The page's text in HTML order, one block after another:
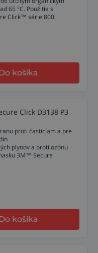
65 °C. Použitie s
Click™ série 800.
košíka
Click D3138 P3
proti časticíam a pre
plynov a proti ozónu
3M™ Secure
košíka